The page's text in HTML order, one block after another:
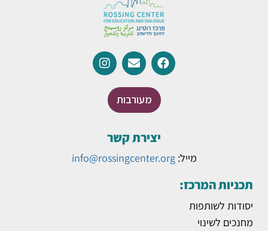
מעורבות
יצירת קשר
מייל:info@rossingcenter.org
תכניות המרכז:
יסודות לשותפות
מחנכים לשינוי